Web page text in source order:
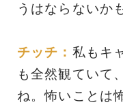
うはならないか
チッチ： 私もキ
も全然観ていて
ね。怖いことは